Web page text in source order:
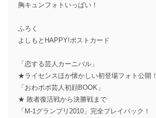
胸キュンフォトいっぱい！
ふろく
よしもとHAPPY!ポストカード
「恋する芸人カーニバル」
★ライセンスほか懐かしい初登場フォト公開！
「おわポポ芸人初顔BOOK」
★ 敗者復活戦から決勝戦まで
「M-1グランプリ2010」完全プレイバック！